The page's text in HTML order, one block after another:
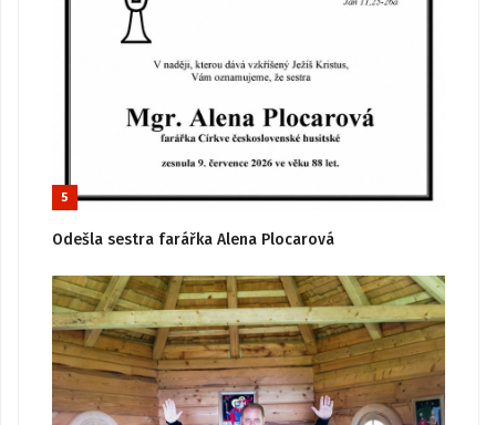
5
Odešla sestra farářka Alena Plocarová